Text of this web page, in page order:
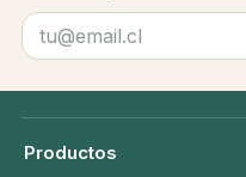
Productos